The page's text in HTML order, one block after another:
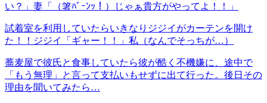
い？」妻「（箸ﾊﾞｰﾝｯ！）じゃぁ貴方がやってよ！！」
試着室を利用していたらいきなりジジイがカーテンを開け
た！！ジジイ「ギャー！！」私（なんでそっちが…）
蕎麦屋で彼氏と食事していたら彼が酷く不機嫌に、途中で
「もう無理」と言って支払いもせずに出て行った。後日その
理由を聞いてみたら…